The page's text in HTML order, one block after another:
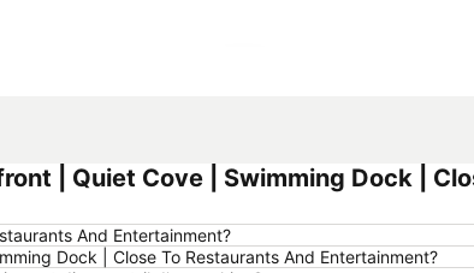
| Quiet Cove | Swimming Dock |
And Entertainment?
Dock | Close To Restaurants And Entertainment?